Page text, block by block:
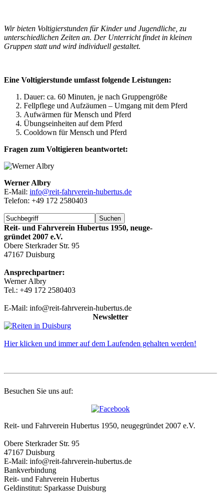
Wir bieten Voltigierstunden für Kinder und Jugendliche, zu
unterschiedlichen Zeiten an. Der Unterricht findet in kleinen
Gruppen statt und wird individuell gestaltet.
Eine Voltigier­stunde umfasst folgende Leistungen:
Dauer: ca. 60 Minuten, je nach Gruppengröße
Fellpflege und Aufzäumen – Umgang mit dem Pferd
Aufwärmen für Mensch und Pferd
Übungseinheiten auf dem Pferd
Cooldown für Mensch und Pferd
Fragen zum Voltigieren beantwortet:
Werner Albry
E-Mail: info@reit-fahrverein-hubertus.de
Telefon: +49 172 2580403
Reit- und Fahrverein Hubertus 1950, neuge-
gründet 2007 e.V.
Obere Sterkrader Str. 95
47167 Duisburg
Ansprechpartner:
Werner Albry
Tel.: +49 172 2580403
E-Mail: info@reit-fahrverein-hubertus.de
Newsletter
Hier klicken und immer auf dem Laufenden gehalten werden!
Besuchen Sie uns auf:
Reit- und Fahrverein Hubertus 1950, neugegründet 2007 e.V.
Obere Sterkrader Str. 95
47167 Duisburg
E-Mail: info@reit-fahrverein-hubertus.de
Bankverbindung
Reit- und Fahrverein Hubertus
Geldinstitut: Sparkasse Duisburg